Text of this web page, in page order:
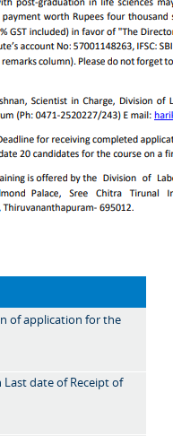
of application for the
date of Receipt of